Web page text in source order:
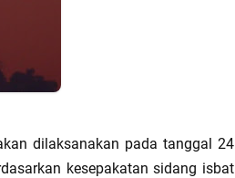
dilaksanakan pada tanggal 24
kesepakatan sidang isbat